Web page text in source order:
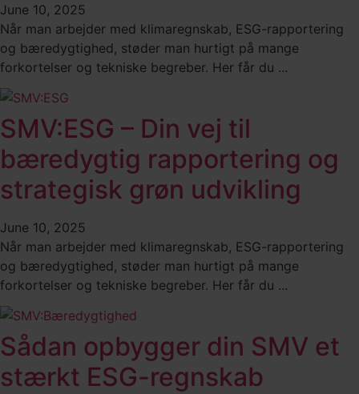
June 10, 2025
Når man arbejder med klimaregnskab, ESG-rapportering
og bæredygtighed, støder man hurtigt på mange
forkortelser og tekniske begreber. Her får du ...
SMV:ESG – Din vej til
bæredygtig rapportering og
strategisk grøn udvikling
June 10, 2025
Når man arbejder med klimaregnskab, ESG-rapportering
og bæredygtighed, støder man hurtigt på mange
forkortelser og tekniske begreber. Her får du ...
Sådan opbygger din SMV et
stærkt ESG-regnskab